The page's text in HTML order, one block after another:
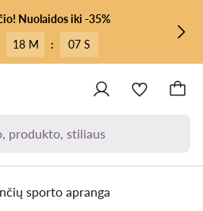
TURINIO
Nuolaidos iki -35%
18 M : 07 S
produkto, stiliaus
sporto apranga